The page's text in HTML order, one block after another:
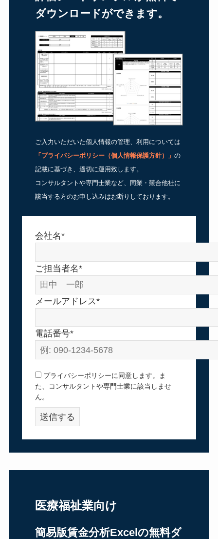
ダウンロードができます。
ご入力いただいた個人情報の管理、利用については
「 プライバシーポリシー（個人情報保護方針） 」 の
記載に基づき、適切に運用致します。
コンサルタントや専門士業など、同業・競合他社に
該当する方のお申し込みはお断りしております。
会社名*
ご担当者名*
メールアドレス*
電話番号*
プライバシーポリシーに同意します。ま
た、コンサルタントや専門士業に該当しませ
ん。
医療福祉業向け
簡易版賃金分析Excelの無料ダ